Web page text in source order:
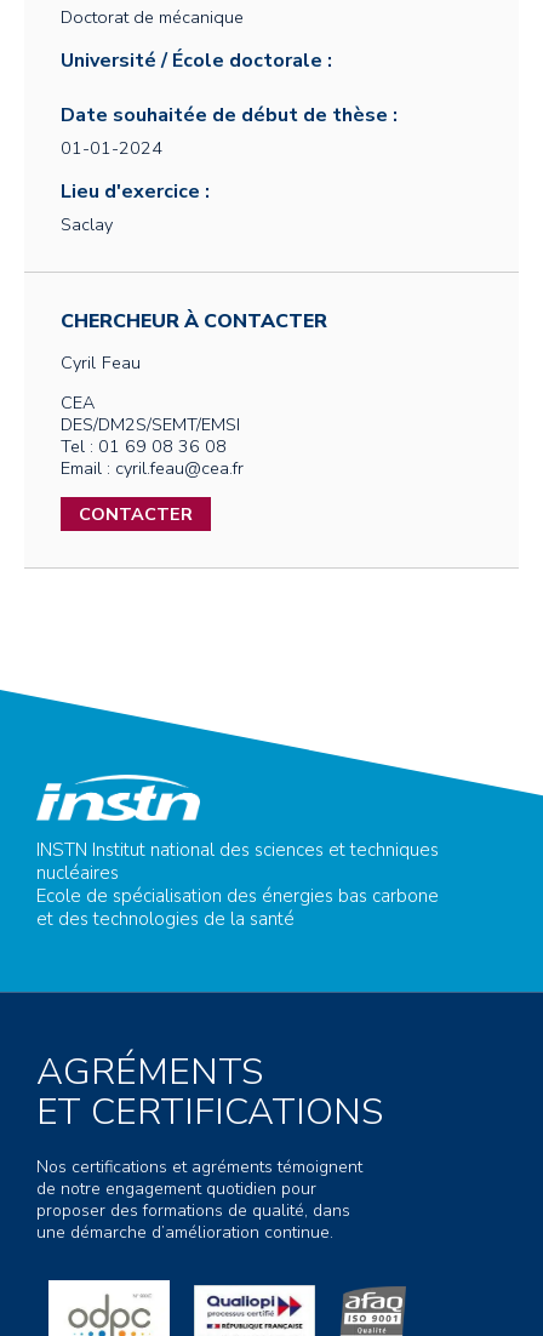
Doctorat de mécanique
Université / École doctorale :
Date souhaitée de début de thèse :
01-01-2024
Lieu d'exercice :
Saclay
CHERCHEUR À CONTACTER
Cyril Feau
CEA
DES/DM2S/SEMT/EMSI
Tel : 01 69 08 36 08
Email : cyril.feau@cea.fr
CONTACTER
INSTN Institut national des sciences et techniques
nucléaires
Ecole de spécialisation des énergies bas carbone
et des technologies de la santé
AGRÉMENTS
ET CERTIFICATIONS
Nos certifications et agréments témoignent
de notre engagement quotidien pour
proposer des formations de qualité, dans
une démarche d’amélioration continue.